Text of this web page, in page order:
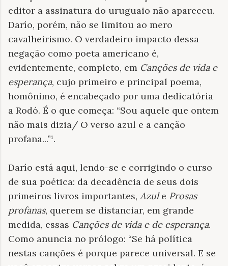
editor a assinatura do uruguaio não apareceu.
Darío, porém, não se limitou ao mero
cavalheirismo. O verdadeiro impacto dessa
negação como poeta americano é,
evidentemente, completo, em Canções de vida e
esperança, cujo primeiro e principal poema,
homônimo, é encabeçado por uma dedicatória
a Rodó. É o que começa: “Sou aquele que ontem
não mais dizia/ O verso azul e a canção
profana...”¹.
Darío está aqui, lendo-se e corrigindo o curso
de sua poética: da decadência de seus dois
primeiros livros importantes, Azule Prosas
profanas, querem se distanciar, em grande
medida, essas Canções de vida e de esperança.
Como anuncia no prólogo: “Se há política
nestas canções é porque parece universal. E se